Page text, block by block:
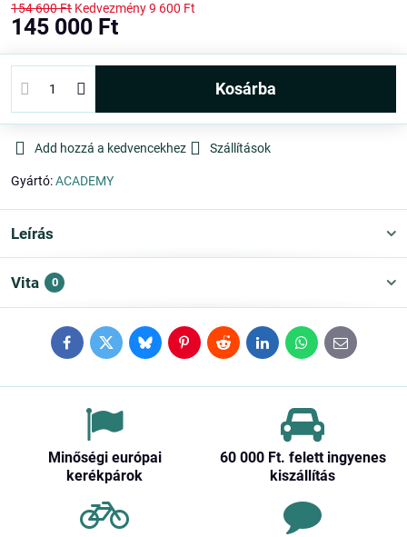
154 600 Ft Kedvezmény9 600 Ft
145 000 Ft
kosárba
Add hozzá a kedvencekhez Szállítások
Gyártó:ACADEMY
Leírás
Vita 0
FacebookTwitterBlueskyPinterestRedditLinkedInWhatsApp
E-
mail
Minőségi európai
kerékpárok
60 000 Ft​. felett ingyenes
kiszállítás